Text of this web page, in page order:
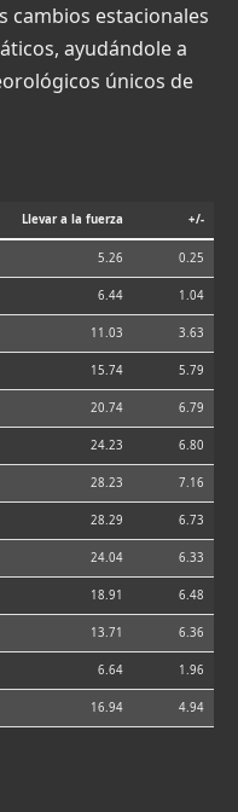
cambios estacionales
ayudándole a
únicos de
Llevar a la fuerza +/-
5.26 0.25
6.44 1.04
11.03 3.63
15.74 5.79
20.74 6.79
24.23 6.80
28.23 7.16
28.29 6.73
24.04 6.33
18.91 6.48
13.71 6.36
6.64 1.96
16.94 4.94